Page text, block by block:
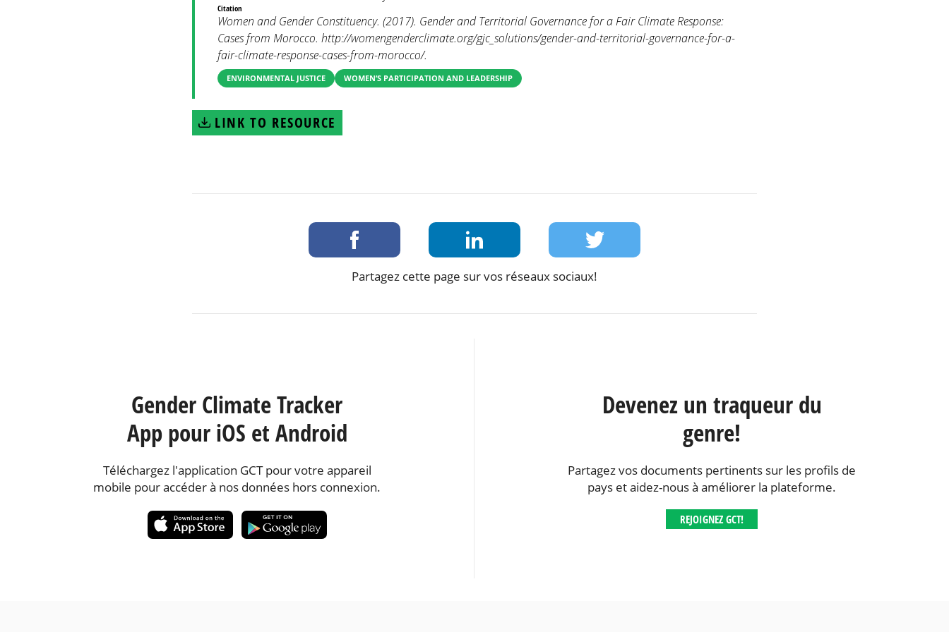
Citation
Women and Gender Constituency. (2017). Gender and Territorial Governance for a Fair Climate Response:
Cases from Morocco. http://womengenderclimate.org/gjc_solutions/gender-and-territorial-governance-for-a-
fair-climate-response-cases-from-morocco/.
ENVIRONMENTAL JUSTICE WOMEN’S PARTICIPATION AND LEADERSHIP
LINK TO RESOURCE
Partagez cette page sur vos réseaux sociaux!
Gender Climate Tracker
App pour iOS et Android
Téléchargez l'application GCT pour votre appareil
mobile pour accéder à nos données hors connexion.
Devenez un traqueur du
genre!
Partagez vos documents pertinents sur les profils de
pays et aidez-nous à améliorer la plateforme.
REJOIGNEZ GCT!